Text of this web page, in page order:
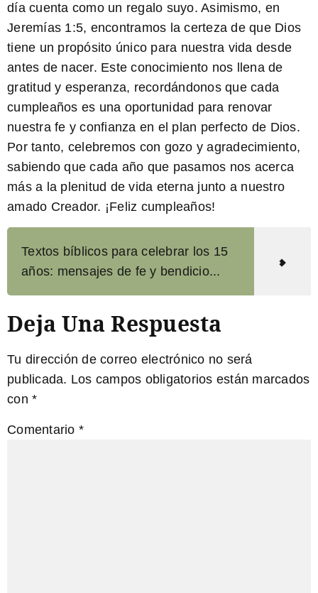
día cuenta como un regalo suyo. Asimismo, en
Jeremías 1:5, encontramos la certeza de que Dios
tiene un propósito único para nuestra vida desde
antes de nacer. Este conocimiento nos llena de
gratitud y esperanza, recordándonos que cada
cumpleaños es una oportunidad para renovar
nuestra fe y confianza en el plan perfecto de Dios.
Por tanto, celebremos con gozo y agradecimiento,
sabiendo que cada año que pasamos nos acerca
más a la plenitud de vida eterna junto a nuestro
amado Creador. ¡Feliz cumpleaños!
Textos bíblicos para celebrar los 15
años: mensajes de fe y bendicio...
Deja Una Respuesta
Tu dirección de correo electrónico no será
publicada. Los campos obligatorios están marcados
con *
Comentario *